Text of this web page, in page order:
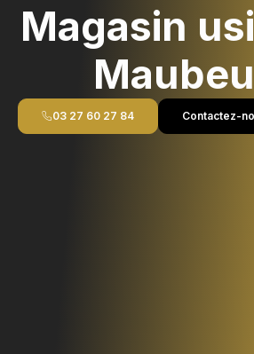
Magasin
03 27 60 27 84 Contactez-